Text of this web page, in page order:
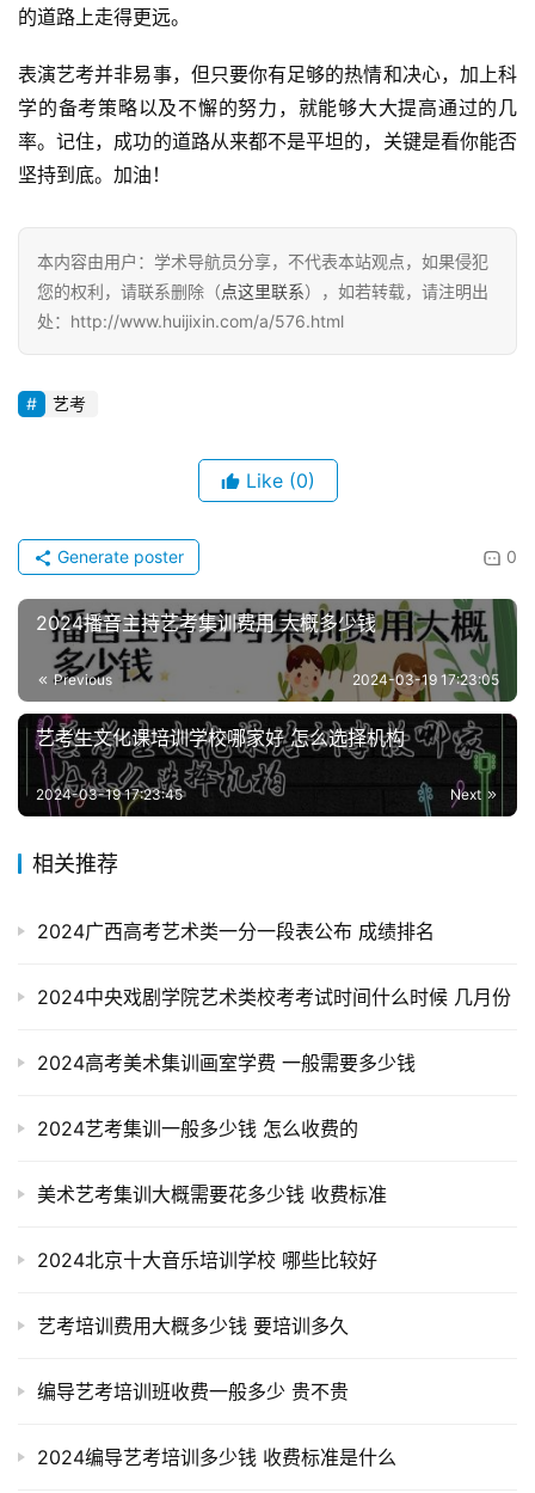
的道路上走得更远。
表演艺考并非易事，但只要你有足够的热情和决心，加上科
学的备考策略以及不懈的努力，就能够大大提高通过的几
率。记住，成功的道路从来都不是平坦的，关键是看你能否
坚持到底。加油！
本内容由用户：学术导航员分享，不代表本站观点，如果侵犯
您的权利，请联系删除（点这里联系），如若转载，请注明出
处：http://www.huijixin.com/a/576.html
艺考
Like (0)
0
Generate poster
2024播音主持艺考集训费用 大概多少钱
Previous 2024-03-19 17:23:05
艺考生文化课培训学校哪家好 怎么选择机构
Next
2024-03-19 17:23:45
相关推荐
2024广西高考艺术类一分一段表公布 成绩排名
2024中央戏剧学院艺术类校考考试时间什么时候 几月份
2024高考美术集训画室学费 一般需要多少钱
2024艺考集训一般多少钱 怎么收费的
美术艺考集训大概需要花多少钱 收费标准
2024北京十大音乐培训学校 哪些比较好
艺考培训费用大概多少钱 要培训多久
编导艺考培训班收费一般多少 贵不贵
2024编导艺考培训多少钱 收费标准是什么